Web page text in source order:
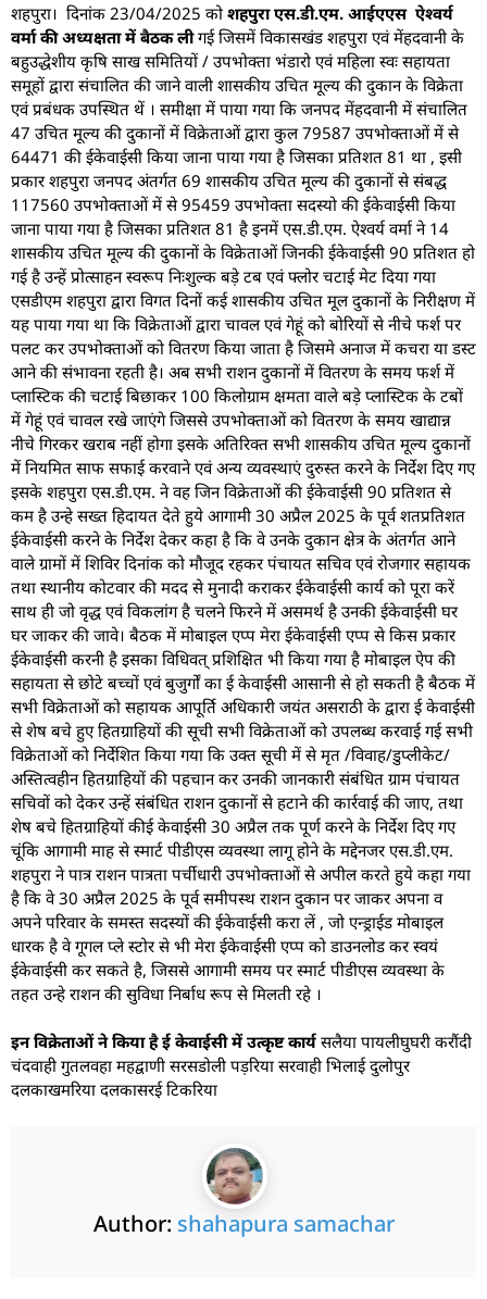
शहपुरा। दिनांक 23/04/2025 को शहपुरा एस.डी.एम. आईएएस ऐश्वर्य
वर्मा की अध्यक्षता में बैठक लीगई जिसमें विकासखंड शहपुरा एवं मेंहदवानी के
बहुउद्धेशीय कृषि साख समितियों / उपभोक्ता भंडारो एवं महिला स्वः सहायता
समूहों द्वारा संचालित की जाने वाली शासकीय उचित मूल्य की दुकान के विक्रेता
एवं प्रबंधक उपस्थित थें । समीक्षा में पाया गया कि जनपद मेंहदवानी में संचालित
47 उचित मूल्य की दुकानों में विक्रेताओं द्वारा कुल 79587 उपभोक्ताओं में से
64471 की ईकेवाईसी किया जाना पाया गया है जिसका प्रतिशत 81 था , इसी
प्रकार शहपुरा जनपद अंतर्गत 69 शासकीय उचित मूल्य की दुकानों से संबद्ध
117560 उपभोक्ताओं में से 95459 उपभोक्ता सदस्यो की ईकेवाईसी किया
जाना पाया गया है जिसका प्रतिशत 81 है इनमें एस.डी.एम. ऐश्वर्य वर्मा ने 14
शासकीय उचित मूल्य की दुकानों के विक्रेताओं जिनकी ईकेवाईसी 90 प्रतिशत हो
गई है उन्हें प्रोत्साहन स्वरूप निःशुल्क बड़े टब एवं फ्लोर चटाई मेट दिया गया
एसडीएम शहपुरा द्वारा विगत दिनों कई शासकीय उचित मूल दुकानों के निरीक्षण में
यह पाया गया था कि विक्रेताओं द्वारा चावल एवं गेहूं को बोरियों से नीचे फर्श पर
पलट कर उपभोक्ताओं को वितरण किया जाता है जिसमे अनाज में कचरा या डस्ट
आने की संभावना रहती है। अब सभी राशन दुकानों में वितरण के समय फर्श में
प्लास्टिक की चटाई बिछाकर 100 किलोग्राम क्षमता वाले बड़े प्लास्टिक के टबों
में गेहूं एवं चावल रखे जाएंगे जिससे उपभोक्ताओं को वितरण के समय खाद्यान्न
नीचे गिरकर खराब नहीं होगा इसके अतिरिक्त सभी शासकीय उचित मूल्य दुकानों
में नियमित साफ सफाई करवाने एवं अन्य व्यवस्थाएं दुरुस्त करने के निर्देश दिए गए
इसके शहपुरा एस.डी.एम. ने वह जिन विक्रेताओं की ईकेवाईसी 90 प्रतिशत से
कम है उन्हे सख्त हिदायत देते हुये आगामी 30 अप्रैल 2025 के पूर्व शतप्रतिशत
ईकेवाईसी करने के निर्देश देकर कहा है कि वे उनके दुकान क्षेत्र के अंतर्गत आने
वाले ग्रामों में शिविर दिनांक को मौजूद रहकर पंचायत सचिव एवं रोजगार सहायक
तथा स्थानीय कोटवार की मदद से मुनादी कराकर ईकेवाईसी कार्य को पूरा करें
साथ ही जो वृद्ध एवं विकलांग है चलने फिरने में असमर्थ है उनकी ईकेवाईसी घर
घर जाकर की जावे। बैठक में मोबाइल एप्प मेरा ईकेवाईसी एप्प से किस प्रकार
ईकेवाईसी करनी है इसका विधिवत् प्रशिक्षित भी किया गया है मोबाइल ऐप की
सहायता से छोटे बच्चों एवं बुजुर्गों का ई केवाईसी आसानी से हो सकती है बैठक में
सभी विक्रेताओं को सहायक आपूर्ति अधिकारी जयंत असराठी के द्वारा ई केवाईसी
से शेष बचे हुए हितग्राहियों की सूची सभी विक्रेताओं को उपलब्ध करवाई गई सभी
विक्रेताओं को निर्देशित किया गया कि उक्त सूची में से मृत /विवाह/डुप्लीकेट/
अस्तित्वहीन हितग्राहियों की पहचान कर उनकी जानकारी संबंधित ग्राम पंचायत
सचिवों को देकर उन्हें संबंधित राशन दुकानों से हटाने की कार्रवाई की जाए, तथा
शेष बचे हितग्राहियों कीई केवाईसी 30 अप्रैल तक पूर्ण करने के निर्देश दिए गए
चूंकि आगामी माह से स्मार्ट पीडीएस व्यवस्था लागू होने के मद्देनजर एस.डी.एम.
शहपुरा ने पात्र राशन पात्रता पर्चीधारी उपभोक्ताओं से अपील करते हुये कहा गया
है कि वे 30 अप्रैल 2025 के पूर्व समीपस्थ राशन दुकान पर जाकर अपना व
अपने परिवार के समस्त सदस्यों की ईकेवाईसी करा लें , जो एन्ड्राईड मोबाइल
धारक है वे गूगल प्ले स्टोर से भी मेरा ईकेवाईसी एप्प को डाउनलोड कर स्वयं
ईकेवाईसी कर सकते है, जिससे आगामी समय पर स्मार्ट पीडीएस व्यवस्था के
तहत उन्हे राशन की सुविधा निर्बाध रूप से मिलती रहे ।
इन विक्रेताओं ने किया है ई केवाईसी में उत्कृष्ट कार्य सलैया पायलीघुघरी करौंदी
चंदवाही गुतलवहा महद्वाणी सरसडोली पड़रिया सरवाही भिलाई दुलोपुर
दलकाखमरिया दलकासरई टिकरिया
Author: shahapura samachar